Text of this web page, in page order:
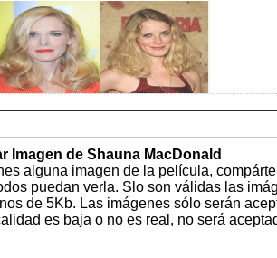
Imagen de Shauna MacDonald
alguna imagen de la película,
puedan verla. Slo son válidas las
de 5Kb. Las imágenes sólo serán
es baja o no es real, no será